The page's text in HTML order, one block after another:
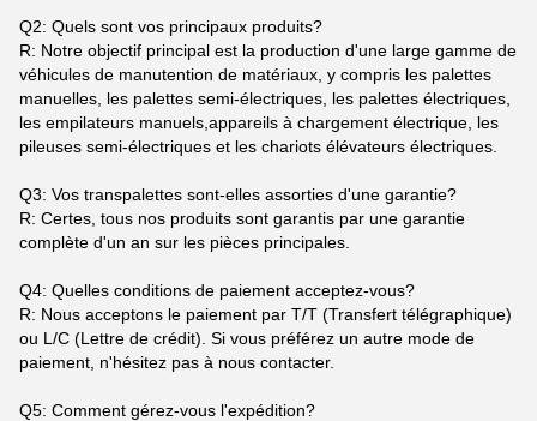
Q2: Quels sont vos principaux produits?
R: Notre objectif principal est la production d'une large gamme de
véhicules de manutention de matériaux, y compris les palettes
manuelles, les palettes semi-électriques, les palettes électriques,
les empilateurs manuels,appareils à chargement électrique, les
pileuses semi-électriques et les chariots élévateurs électriques.
Q3: Vos transpalettes sont-elles assorties d'une garantie?
R: Certes, tous nos produits sont garantis par une garantie
complète d'un an sur les pièces principales.
Q4: Quelles conditions de paiement acceptez-vous?
R: Nous acceptons le paiement par T/T (Transfert télégraphique)
ou L/C (Lettre de crédit). Si vous préférez un autre mode de
paiement, n'hésitez pas à nous contacter.
Q5: Comment gérez-vous l'expédition?